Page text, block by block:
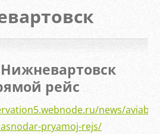
рейс
news/
pryamoj-rejs/